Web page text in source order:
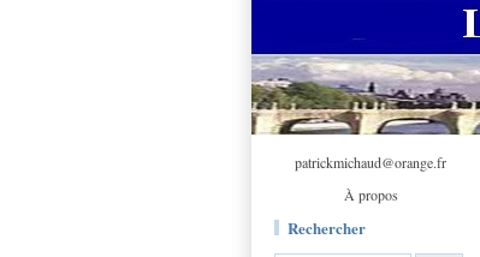
patrickmichaud@orange.fr
À propos
Rechercher